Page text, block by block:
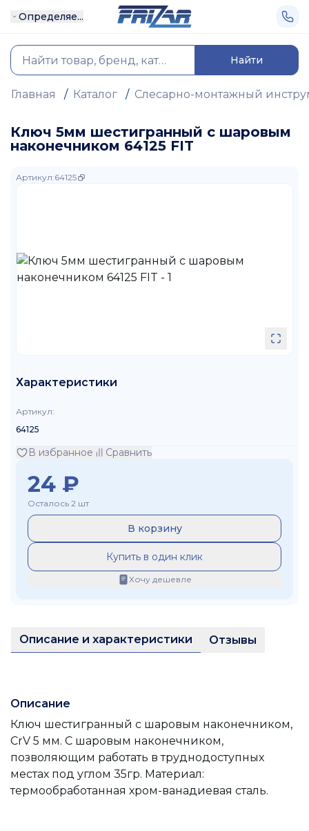
Определяе...
Найти
Главная / Каталог / Слесарно-монтажный
Ключ 5мм шестигранный с шаровым
наконечником 64125 FIT
Артикул:64125
Характеристики
Артикул:
64125
В избранное Сравнить
24 ₽
Осталось 2 шт
В корзину
Купить в один клик
Хочу дешевле
Описание и характеристики Отзывы
Описание
Ключ шестигранный с шаровым наконечником,
CrV 5 мм. С шаровым наконечником,
позволяющим работать в труднодоступных
местах под углом 35гр. Материал:
термообработанная хром-ванадиевая сталь.